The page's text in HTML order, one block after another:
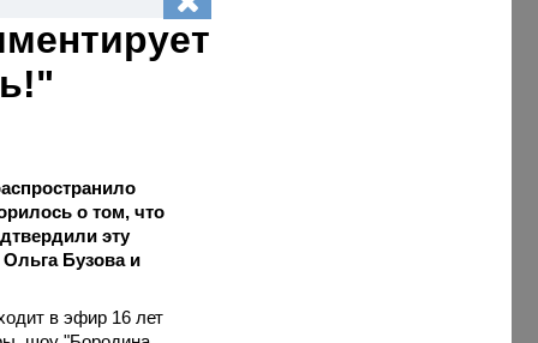
о том, что
эту
Бузова и
в эфир 16 лет